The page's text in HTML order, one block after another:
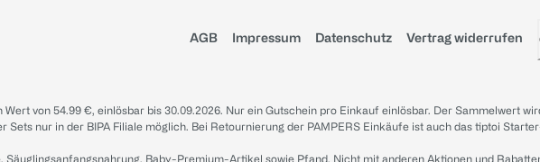
AGB Impressum Datenschutz Vertrag widerrufen
von 54.99 €, einlösbar bis 30.09.2026. Nur ein Gutschein pro Einkauf einlösbar. Der Sammelwert
nur in der BIPA Filiale möglich. Bei Retournierung der PAMPERS Einkäufe ist auch das tiptoi
Baby-Premium-Artikel sowie Pfand. Nicht mit anderen Aktionen und